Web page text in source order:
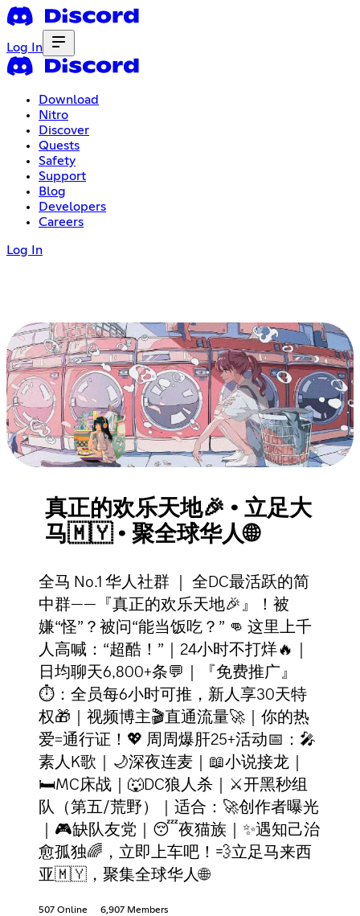
Log In
Download
Nitro
Discover
Quests
Safety
Support
Blog
Developers
Careers
Log In
真正的欢乐天地🎉 · 立足大
马🇲🇾 · 聚全球华人🌐
全马 No.1 华人社群 ｜ 全DC最活跃的简
中群——『真正的欢乐天地🎉』！被
嫌“怪”？被问“能当饭吃？” 👊 这里上千
人高喊：“超酷！”｜24小时不打烊🔥｜
日均聊天6,800+条💬｜『免费推广』
⏱：全员每6小时可推，新人享30天特
权🎁｜视频博主🎬直通流量🚀｜你的热
爱=通行证！💖 周周爆肝25+活动📅：🎤
素人K歌｜🌙深夜连麦｜📖小说接龙｜
🛏MC床战｜🐺DC狼人杀｜⚔开黑秒组
队（第五/荒野）｜适合：🚀创作者曝光
｜🎮缺队友党｜😴夜猫族｜✨遇知己治
愈孤独🌈，立即上车吧！💨立足马来西
亚🇲🇾，聚集全球华人🌐
507 Online 6,907 Members